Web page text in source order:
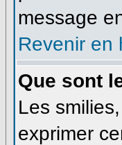
message
Revenir en
Que sont
Les
exprimer